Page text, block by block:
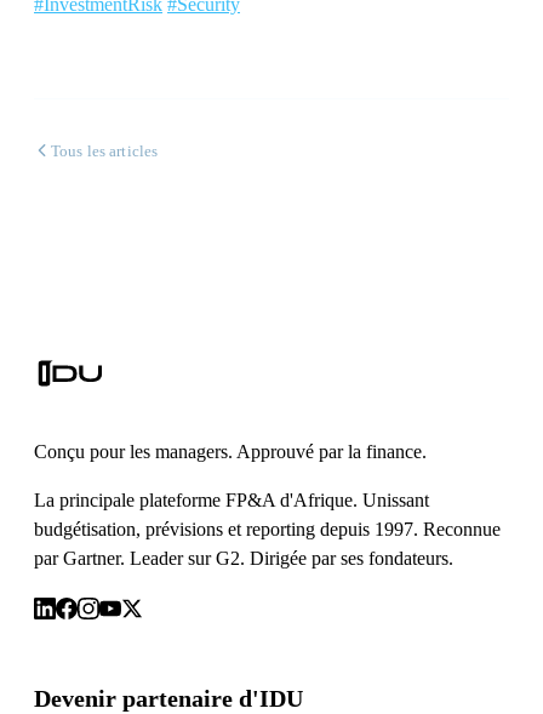
#InvestmentRisk #Security
Tous les articles
Conçu pour les managers. Approuvé par la finance.
La principale plateforme FP&A d'Afrique. Unissant
budgétisation, prévisions et reporting depuis 1997. Reconnue
par Gartner. Leader sur G2. Dirigée par ses fondateurs.
Devenir partenaire d'IDU